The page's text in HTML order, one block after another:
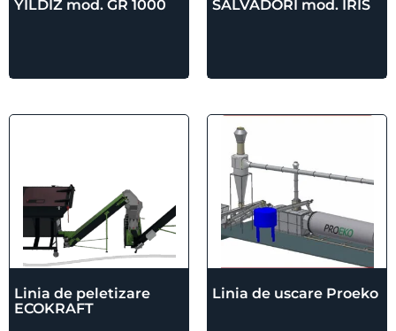
YILDIZ mod. GR 1000
SALVADORI mod. IRIS
Linia de peletizare
ECOKRAFT
Linia de uscare Proeko